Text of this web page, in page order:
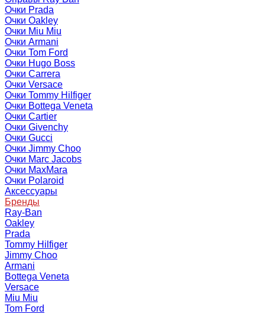
Очки Prada
Очки Oakley
Очки Miu Miu
Очки Armani
Очки Tom Ford
Очки Hugo Boss
Очки Carrera
Очки Versace
Очки Tommy Hilfiger
Очки Bottega Veneta
Очки Cartier
Очки Givenchy
Очки Gucci
Очки Jimmy Choo
Очки Marc Jacobs
Очки MaxMara
Очки Polaroid
Аксессуары
Бренды
Ray-Ban
Oakley
Prada
Tommy Hilfiger
Jimmy Choo
Armani
Bottega Veneta
Versace
Miu Miu
Tom Ford